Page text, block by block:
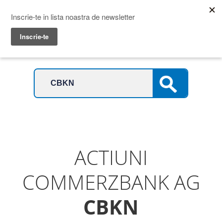
Menu
Prime Transaction
ACTIUNI
COMMERZBANK AG
CBKN